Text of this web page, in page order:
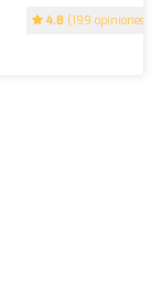
4.8 (199 opiniones)